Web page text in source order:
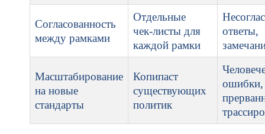
Согласованность
между рамками
Отдельные
чек‑листы для
каждой рамки
ответы,
Масштабирование
на новые
стандарты
Копипаст
существующих
политик
ошибки,